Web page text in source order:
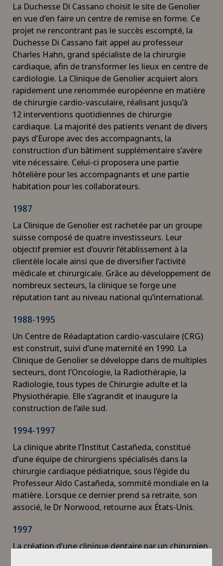
La Duchesse Di Cassano choisit le site de Genolier
en vue d’en faire un centre de remise en forme. Ce
projet ne rencontrant pas le succès escompté, la
Duchesse Di Cassano fait appel au professeur
Charles Hahn, grand spécialiste de la chirurgie
cardiaque, afin de transformer les lieux en centre de
cardiologie. La Clinique de Genolier acquiert alors
rapidement une renommée européenne en matière
de chirurgie cardio-vasculaire, réalisant jusqu’à
12 interventions quotidiennes de chirurgie
cardiaque. La majorité des patients venant de divers
pays d’Europe avec des accompagnants, la
construction d’un bâtiment supplémentaire s’avère
vite nécessaire. Celui-ci proposera une partie
hôtelière pour les accompagnants et une partie
habitation pour les collaborateurs.
1987
La Clinique de Genolier est rachetée par un groupe
suisse composé de quatre investisseurs. Leur
objectif premier est d’ouvrir l’établissement à la
clientèle locale ainsi que de diversifier l’activité
médicale et chirurgicale. Grâce au développement de
nombreux secteurs, la clinique se forge une
réputation tant au niveau national qu’international.
1988-1995
Un Centre de Réadaptation cardio-vasculaire (CRG)
est construit, suivi d’une maternité en 1990. La
Clinique de Genolier se développe dans de multiples
secteurs, dont l’Oncologie, la Radiothérapie, la
Radiologie, tous types de Chirurgie adulte et la
Physiothérapie. Elle s’agrandit et inaugure la
construction de l’aile sud.
1994-1997
La clinique abrite l’Institut Castañeda, constitué
d’une équipe de chirurgiens spécialisés dans la
chirurgie cardiaque pédiatrique, sous l’égide du
Professeur Aldo Castañeda, sommité mondiale en la
matière. Lorsque ce dernier prend sa retraite, son
associé, le Dr Norwood, retourne aux États-Unis.
1997
La création d’une clinique dentaire par un chirurgien